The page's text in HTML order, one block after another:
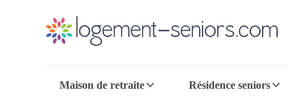
Maison de retraite Résidence seniors